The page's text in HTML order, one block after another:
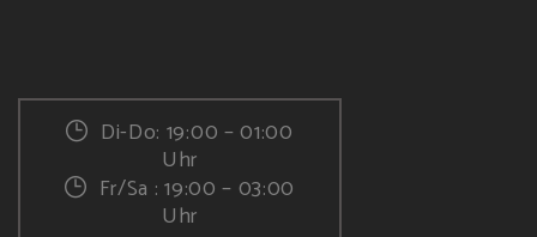
Di-Do: 19:00 – 01:00
Uhr
Fr/Sa : 19:00 – 03:00
Uhr